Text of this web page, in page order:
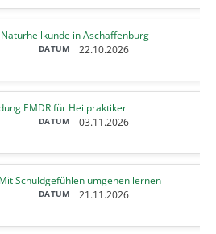
in Aschaffenburg
22.10.2026
EMDR für Heilpraktiker
03.11.2026
Schuldgefühlen umgehen lernen
21.11.2026